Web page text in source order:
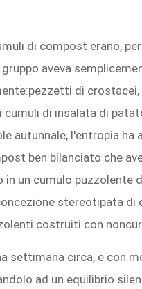
di compost erano,
aveva
di
cumuli di insalata di
autunnale, l'entropia ha
ben bilanciato che
un cumulo puzzolente
stereotipata di
costruiti con
settimana circa, e con
ad un equilibrio